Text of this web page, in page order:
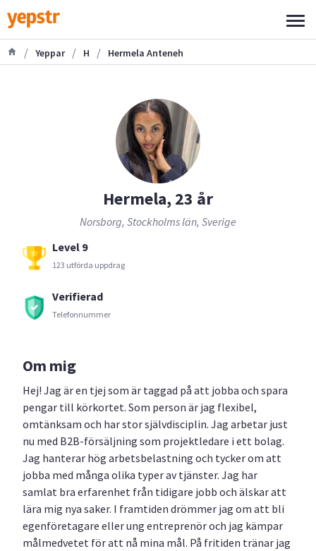
/ Yeppar / H / Hermela Anteneh
Hermela, 23 år
Norsborg, Stockholms län, Sverige
Level 9
123 utförda uppdrag
Verifierad
Telefonnummer
Om mig
Hej! Jag är en tjej som är taggad på att jobba och spara
pengar till körkortet. Som person är jag flexibel,
omtänksam och har stor självdisciplin. Jag arbetar just
nu med B2B-försäljning som projektledare i ett bolag.
Jag hanterar hög arbetsbelastning och tycker om att
jobba med många olika typer av tjänster. Jag har
samlat bra erfarenhet från tidigare jobb och älskar att
lära mig nya saker. I framtiden drömmer jag om att bli
egenföretagare eller ung entreprenör och jag kämpar
målmedvetet för att nå mina mål. På fritiden tränar jag